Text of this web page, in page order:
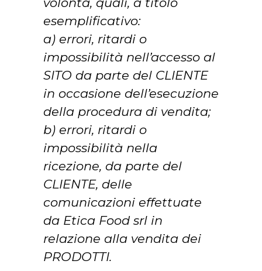
esemplificativo:
a) errori, ritardi o
impossibilità nell’accesso al
SITO da parte del CLIENTE
in occasione dell’esecuzione
della procedura di vendita;
b) errori, ritardi o
impossibilità nella
ricezione, da parte del
CLIENTE, delle
comunicazioni effettuate
da Etica Food srl in
relazione alla vendita dei
PRODOTTI.